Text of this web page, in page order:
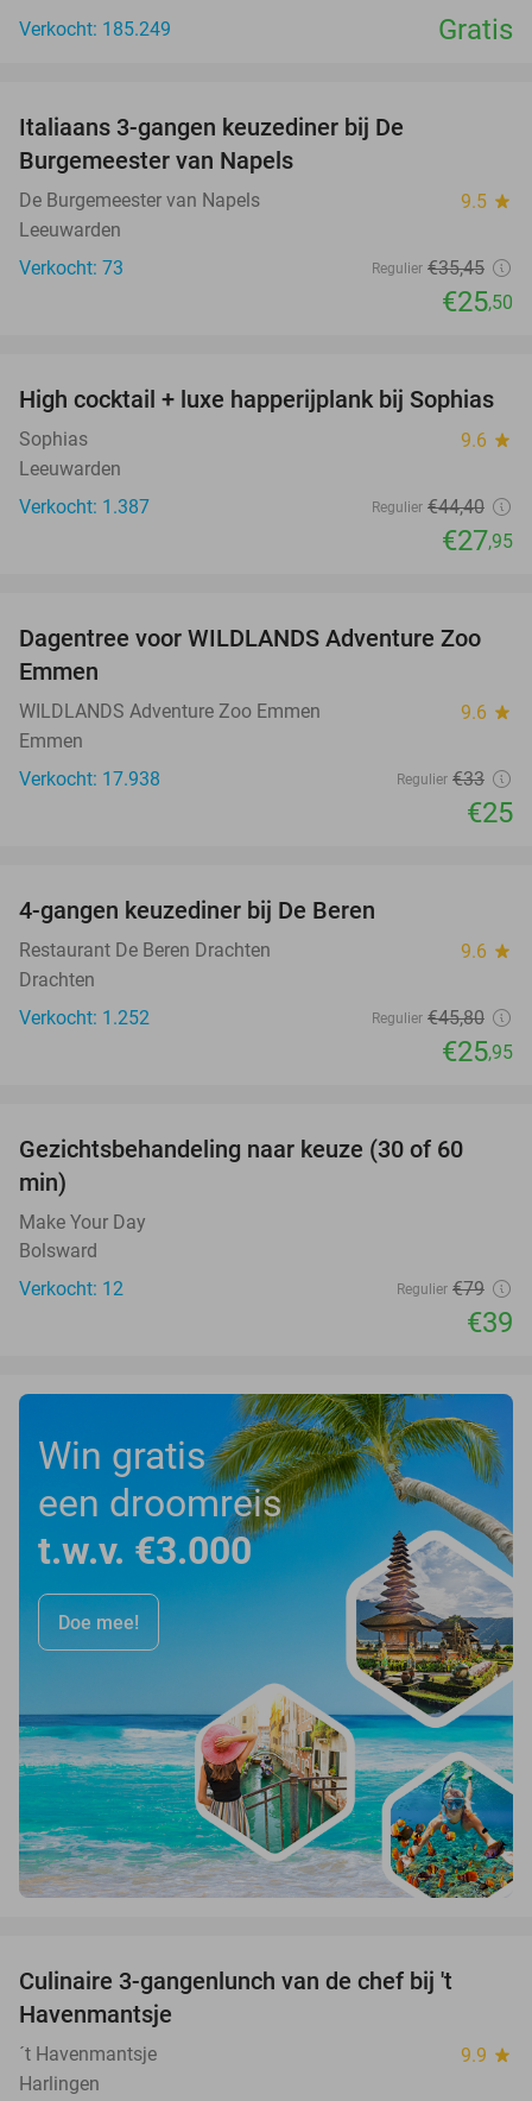
Verkocht: 185.249
Gratis
Italiaans 3-gangen keuzediner bij De
Burgemeester van Napels
De Burgemeester van Napels 9.5 star
Leeuwarden
Verkocht: 73
Regulier €35,45
€25,50
37%
High cocktail + luxe happerijplank bij Sophias
Sophias 9.6 star
Leeuwarden
Verkocht: 1.387
Regulier €44,40
€27,95
24%
Dagentree voor WILDLANDS Adventure Zoo
Emmen
WILDLANDS Adventure Zoo Emmen 9.6 star
Emmen
Verkocht: 17.938
Regulier €33
€25
4-gangen keuzediner bij De Beren
Restaurant De Beren Drachten 9.6 star
Drachten
Verkocht: 1.252
Regulier €45,80
€25,95
51%
Gezichtsbehandeling naar keuze (30 of 60
min)
Make Your Day
Bolsward
Verkocht: 12
Regulier €79
€39
Win gratis
een droomreis
t.w.v. €3.000
Doe mee!
Culinaire 3-gangenlunch van de chef bij 't
Havenmantsje
´t Havenmantsje 9.9 star
Harlingen